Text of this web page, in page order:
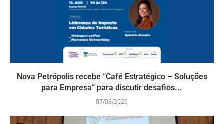
Nova Petrópolis recebe “Café Estratégico – Soluções
para Empresa” para discutir desafios...
07/08/2026